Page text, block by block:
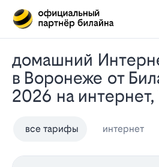
Домашний Интернет
в Воронеже от
2026 на интернет,
все тарифы интернет